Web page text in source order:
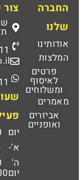
החברה
שלנו
אודותינו
המלצות
פרטים
לאיסוף
ומשלוחים
מאמרים
אביזרים
ואופניים
יום
א'-
ה'
יום